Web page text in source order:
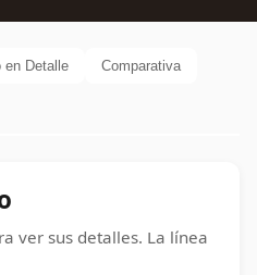
en Detalle Comparativa
ver sus detalles. La línea